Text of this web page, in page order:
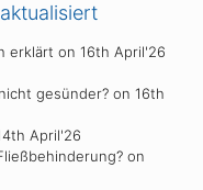
erklärt on 16th April'26
gesünder? on 16th
April'26
on